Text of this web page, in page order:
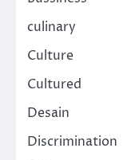
culinary
Culture
Cultured
Desain
Discrimination